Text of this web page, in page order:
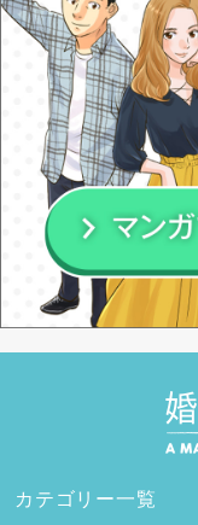
カテゴリー一覧